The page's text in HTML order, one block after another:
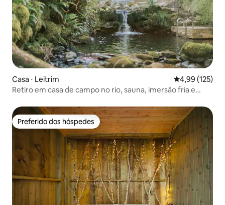
Casa ⋅ Leitrim 4,99 de uma
4,99 (125)
Retiro em casa de campo no rio, sauna, imersão fria e
Preferido dos hóspedes
Preferido dos hóspedes